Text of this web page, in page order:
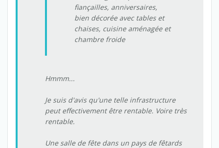
fiançailles, anniversaires,
bien décorée avec tables et
chaises, cuisine aménagée et
chambre froide
Hmmm...
Je suis d'avis qu'une telle infrastructure
peut effectivement être rentable. Voire très
rentable.
Une salle de fête dans un pays de fêtards